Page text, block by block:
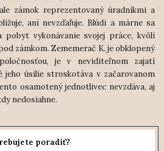
zámok reprezentovaný úradníkmi a
ani nevzďaľuje. Blúdi a márne sa
pobyt vykonávanie svojej práce, kvôli
zámkom. Zememerač K. je obklopený
je v neviditeľnom zajatí
jeho úsilie stroskotáva v začarovanom
osamotený jednotlivec nevzdáva, aj
nedosiahne.
poradiť?